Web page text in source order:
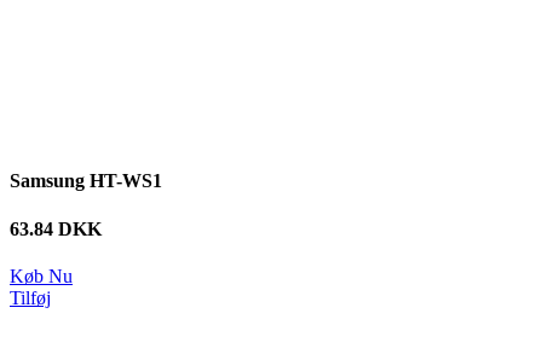
Samsung HT-WS1
63.84 DKK
Køb Nu
Tilføj